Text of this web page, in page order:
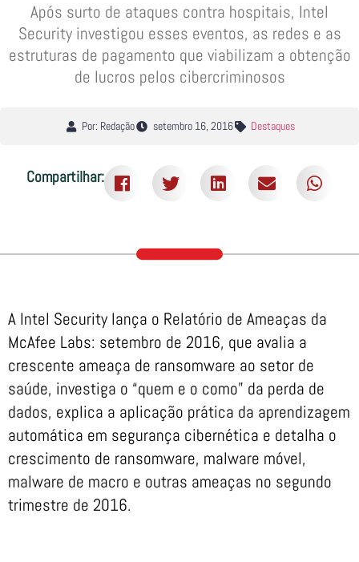
Após surto de ataques contra hospitais, Intel
Security investigou esses eventos, as redes e as
estruturas de pagamento que viabilizam a obtenção
de lucros pelos cibercriminosos
Por: Redação setembro 16, 2016 Destaques
Compartilhar:
A Intel Security lança o Relatório de Ameaças da
McAfee Labs: setembro de 2016, que avalia a
crescente ameaça de ransomware ao setor de
saúde, investiga o “quem e o como” da perda de
dados, explica a aplicação prática da aprendizagem
automática em segurança cibernética e detalha o
crescimento de ransomware, malware móvel,
malware de macro e outras ameaças no segundo
trimestre de 2016.